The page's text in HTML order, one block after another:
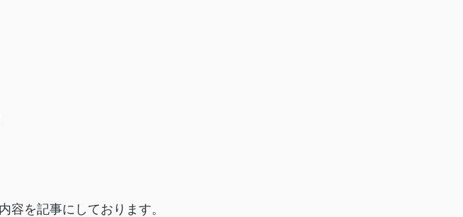
容を記事にしております。